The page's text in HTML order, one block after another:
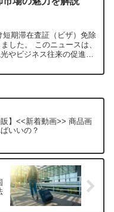
期滞在査証（ビザ）免除
した。 このニュースは、
やビジネス往来の促進に
販】<<新着動画>> 商品画
いいの？